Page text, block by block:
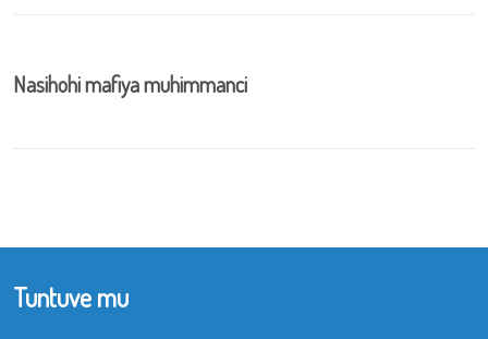
Nasihohi mafiya muhimmanci
Tuntuve mu